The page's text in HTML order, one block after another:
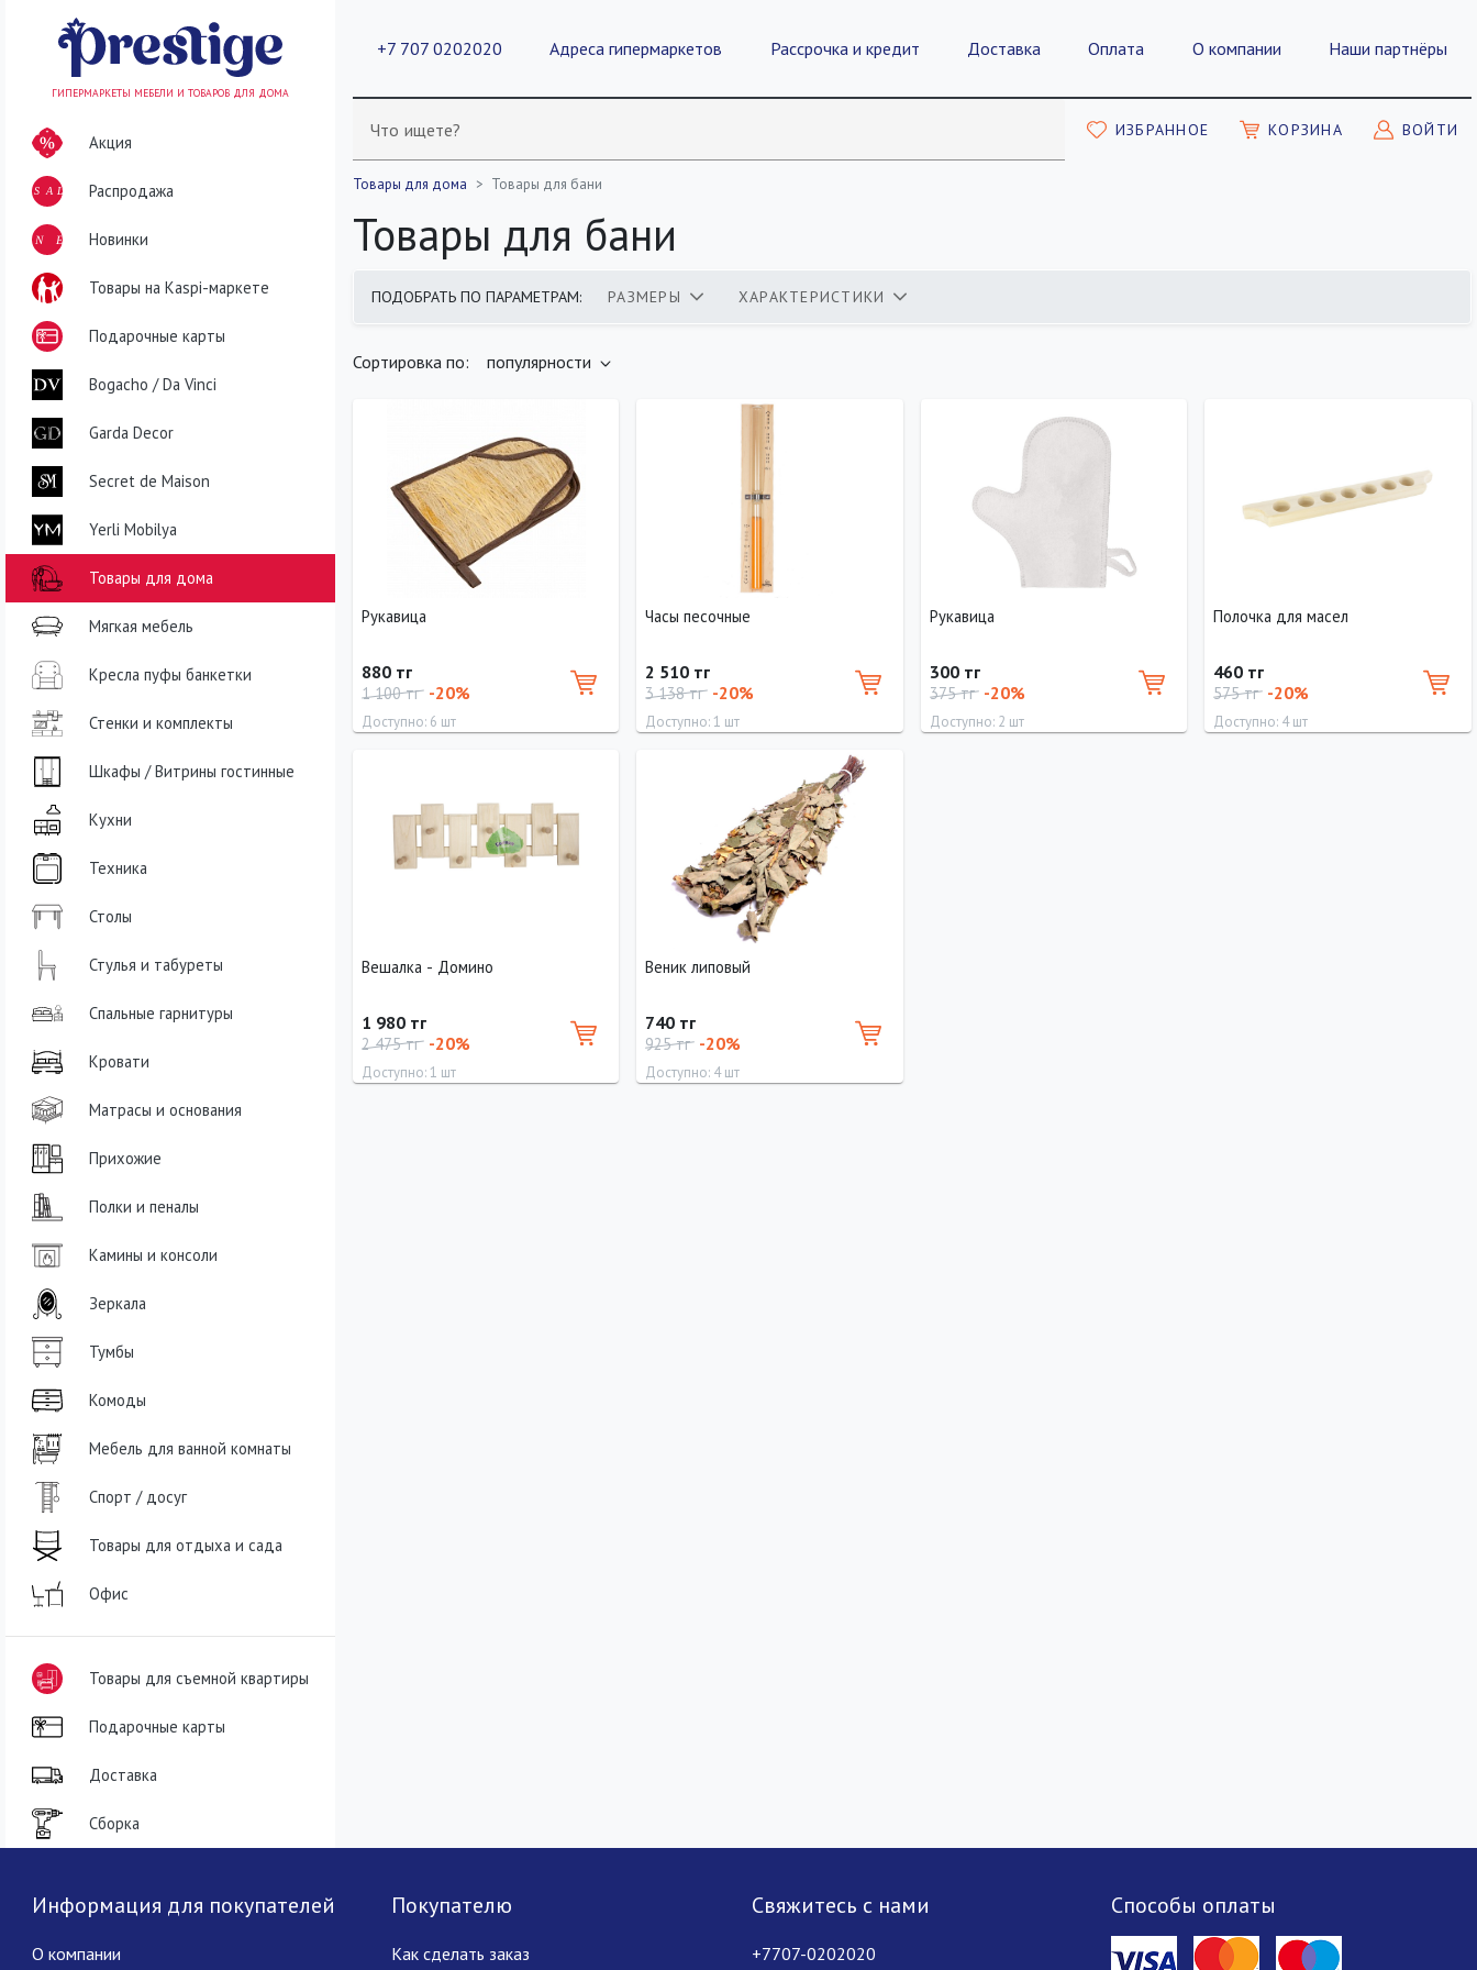
+7 707 0202020 Адреса гипермаркетов Рассрочка и кредит Доставка Оплата О компании Наши партнёры
Что ищете? ИЗБРАННОЕ КОРЗИНА ВОЙТИ
ГИПЕРМАРКЕТЫ МЕБЕЛИ И ТОВАРОВ ДЛЯ ДОМА
Акция
SALE Распродажа
NEWНовинки
Товары на Kaspi-маркете
Подарочные карты
Bogacho / Da Vinci
Garda Decor
Secret de Maison
Yerli Mobilya
Товары для дома
Мягкая мебель
Кресла пуфы банкетки
Стенки и комплекты
Шкафы / Витрины гостинные
Кухни
Техника
Столы
Стулья и табуреты
Спальные гарнитуры
Кровати
Матрасы и основания
Прихожие
Полки и пеналы
Камины и консоли
Зеркала
Тумбы
Комоды
Мебель для ванной комнаты
Спорт / досуг
Товары для отдыха и сада
Офис
Товары для съемной квартиры
Подарочные карты
Доставка
Сборка
Товары для дома Товары для бани
Товары для бани
ПОДОБРАТЬ ПО ПАРАМЕТРАМ: РАЗМЕРЫ ХАРАКТЕРИСТИКИ
Сортировка по: популярности
Рукавица
880 тг
1 100 тг -20%
Доступно: 6 шт
Часы песочные
2 510 тг
3 138 тг -20%
Доступно: 1 шт
Рукавица
300 тг
375 тг -20%
Доступно: 2 шт
Полочка для масел
460 тг
575 тг -20%
Доступно: 4 шт
Вешалка - Домино
1 980 тг
2 475 тг -20%
Доступно: 1 шт
Веник липовый
740 тг
925 тг -20%
Доступно: 4 шт
Информация для покупателей
О компании
Покупателю
Как сделать заказ
Свяжитесь с нами
+7707-0202020
Способы оплаты